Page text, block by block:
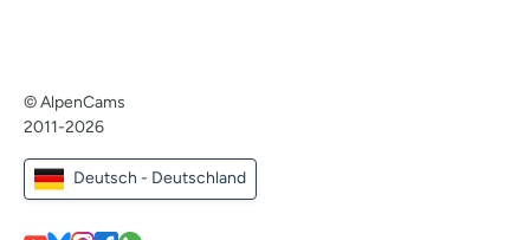
© AlpenCams
2011-2026
Deutsch - Deutschland